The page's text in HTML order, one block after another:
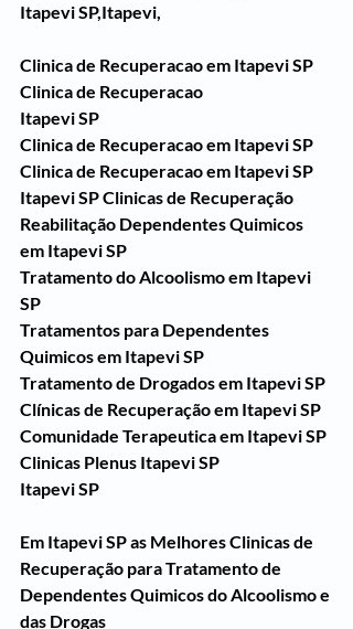
Itapevi SP,Itapevi,
Clinica de Recuperacao em Itapevi SP
Clinica de Recuperacao
Itapevi SP
Clinica de Recuperacao em Itapevi SP
Clinica de Recuperacao em Itapevi SP
Itapevi SP Clinicas de Recuperação
Reabilitação Dependentes Quimicos
em Itapevi SP
Tratamento do Alcoolismo em Itapevi
SP
Tratamentos para Dependentes
Quimicos em Itapevi SP
Tratamento de Drogados em Itapevi SP
Clínicas de Recuperação em Itapevi SP
Comunidade Terapeutica em Itapevi SP
Clinicas Plenus Itapevi SP
Itapevi SP
Em Itapevi SP as Melhores Clinicas de
Recuperação para Tratamento de
Dependentes Quimicos do Alcoolismo e
das Drogas